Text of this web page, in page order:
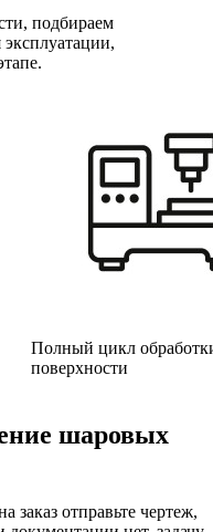
подбираем
Полный цикл
поверхности
шаровых
заказ отправьте чертеж,